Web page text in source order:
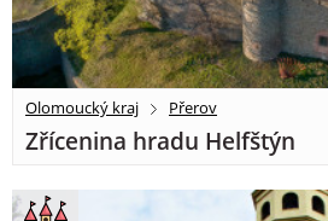
Olomoucký kraj Přerov
Zřícenina hradu Helfštýn